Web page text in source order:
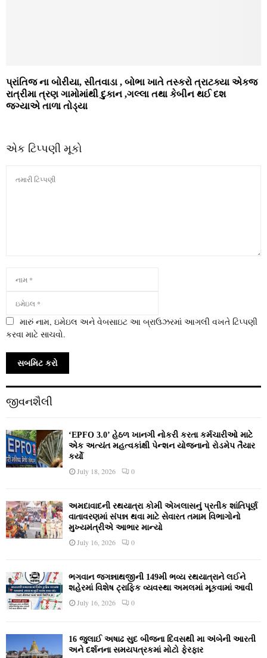
પ્રાંતિજ ના બોરીયા, સીતવાડા , બોભા ખાતે તસ્કરો ત્રાટક્યા એકજ
રાત્રીમા ત્રણ ગામોમાંથી દુકાન ,ગલ્લા તથા કેબીન થઈ દશ
જગ્યાએ તાળા તોડ્યા
એક ટિપ્પણી મૂકો
મારું નામ, ઇમેઇલ અને વેબસાઇટ આ બ્રાઉઝરમાં આગલી વખતે ટિપ્પણી
કરવા માટે સાચવો.
જીવનશૈલી
‘EPFO 3.0’ હેઠળ ખાનગી નોકરી કરતા કર્મચારીઓ માટે
એક અત્યંત મહત્વકાંક્ષી પેન્શન યોજનાનો રોડમેપ તૈયાર
કર્યો
July 18, 2026 0
અમદાવાદની રથયાત્રા કોમી એખલાસનું પ્રતીક શાંતિપૂર્ણ
વાતાવરણમાં સંપન્ન થવા માટે સેવારત તમામ વિભાગોનો
મુખ્યમંત્રીએ આભાર માન્યો
July 16, 2026 0
ભગવાન જગન્નાથજીની 149મી ભવ્ય રથયાત્રાને લઈને
શહેરમાં વિશેષ ટ્રાફિક વ્યવસ્થા અમલમાં મૂકવામાં આવી
July 16, 2026 0
16 જુલાઈ અષાઢ સુદ બીજના દિવસથી મા અંબેની આરતી
અને દર્શનના સમયપત્રકમાં મોટો ફેરફાર